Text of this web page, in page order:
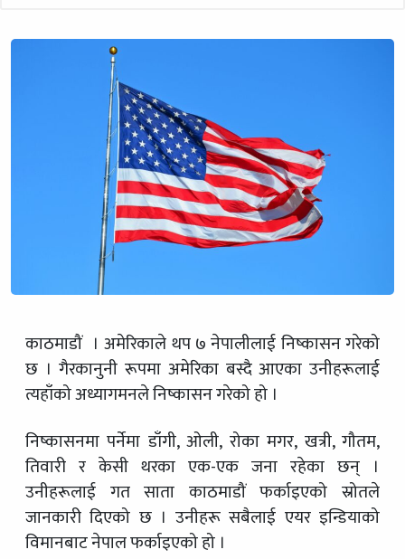
काठमाडौं । अमेरिकाले थप ७ नेपालीलाई निष्कासन गरेको
छ । गैरकानुनी रूपमा अमेरिका बस्दै आएका उनीहरूलाई
त्यहाँको अध्यागमनले निष्कासन गरेको हो ।
निष्कासनमा पर्नेमा डाँगी, ओली, रोका मगर, खत्री, गौतम,
तिवारी र केसी थरका एक-एक जना रहेका छन् ।
उनीहरूलाई गत साता काठमाडौं फर्काइएको स्रोतले
जानकारी दिएको छ । उनीहरू सबैलाई एयर इन्डियाको
विमानबाट नेपाल फर्काइएको हो ।